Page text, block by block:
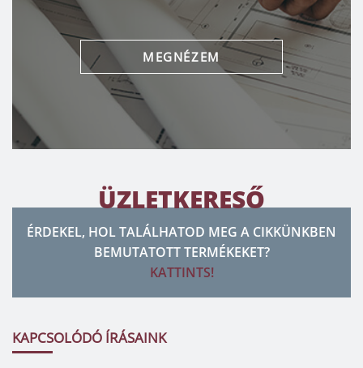
MEGNÉZEM
ÜZLETKERESŐ
ÉRDEKEL, HOL TALÁLHATOD MEG A CIKKÜNKBEN
BEMUTATOTT TERMÉKEKET?
KATTINTS!
KAPCSOLÓDÓ ÍRÁSAINK